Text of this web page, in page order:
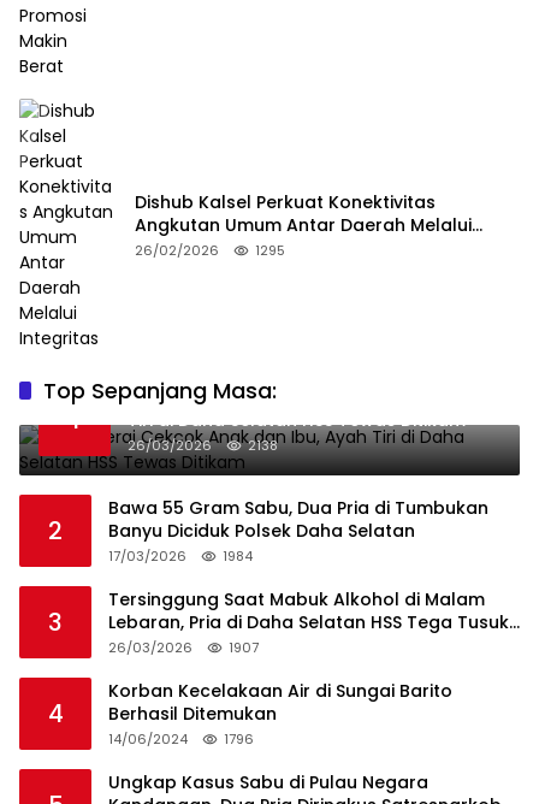
Dishub Kalsel Perkuat Konektivitas
Angkutan Umum Antar Daerah Melalui
Integritas
26/02/2026 1295
Top Sepanjang Masa:
1
Niat Melerai Cekcok Anak dan Ibu, Ayah
Tiri di Daha Selatan HSS Tewas Ditikam
26/03/2026 2138
2
Bawa 55 Gram Sabu, Dua Pria di Tumbukan
Banyu Diciduk Polsek Daha Selatan
17/03/2026 1984
3
Tersinggung Saat Mabuk Alkohol di Malam
Lebaran, Pria di Daha Selatan HSS Tega Tusuk
Teman Sendiri
26/03/2026 1907
4
Korban Kecelakaan Air di Sungai Barito
Berhasil Ditemukan
14/06/2024 1796
Ungkap Kasus Sabu di Pulau Negara